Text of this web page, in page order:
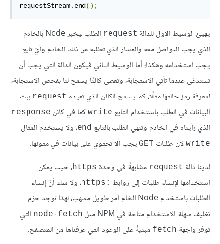
requestStream. end();
يهيئ الوسيط الأول للدالة request
الطلب ليخبر Node بالخادم
الذي يجب التواصل معه والمسار الذي تطلبه من ذلك الخادم وأيّ تابع
يجب استخدامه وهكذا؛ أما الوسيط الثاني فيكون الدالة التي يجب أن
تستدعَى عندما تأتي الاستجابة، وتعطى كائنًا يسمح لنا بفحص الاستجابة،
لمعرفة رمز حالتها مثلًا، كما يسمح الكائن الذي تعيده request ببث
البيانات في الطلب باستخدام التابع write كما في كائن response
الذي رأيناه في الخادم وتنهي الطلب بالتابع end، ولا يستخدم المثال
write لأن طلبات GET يجب ألا تحتوي على بيانات في متونها.
لدينا دالة request مشابهةً في وحدة https، حيث يمكن
استخدامها لإنشاء طلبات إلى روابط ‎https:‎، ولا شك أنّ إنشاء
الطلبات باستخدام Node الخام أمر طويل مسهب، لهذا توجد حزم
تغليف سهلة الاستخدام متاحة في NPM مثل
node-fetch التي
توفر واجهة fetch مبنيةً على الوعود التي عرفناها من المتصفح.